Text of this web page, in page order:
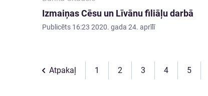
Izmaiņas Cēsu un Līvānu filiāļu darbā
Publicēts 16:23 2020. gada 24. aprīlī
Atpakaļ 1 2 3 4 5